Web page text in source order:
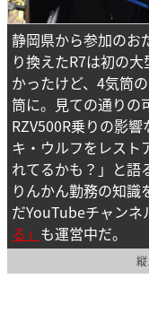
静岡県から参加のお
り換えたR7は初の
かったけど、4気筒
筒に。見ての通りの
RZV500R乗りの影
キ・ウルフをレスト
れてるかも？」と語
りんかん勤務の知識
だYouTubeチャンネ
る」 も運営中だ。